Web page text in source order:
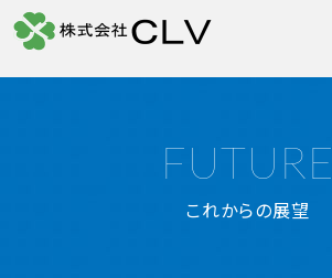
FUTURE
これからの展望